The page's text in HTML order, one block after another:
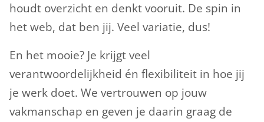
houdt overzicht en denkt vooruit. De spin in
het web, dat ben jij. Veel variatie, dus!
En het mooie? Je krijgt veel
verantwoordelijkheid én flexibiliteit in hoe jij
je werk doet. We vertrouwen op jouw
vakmanschap en geven je daarin graag de